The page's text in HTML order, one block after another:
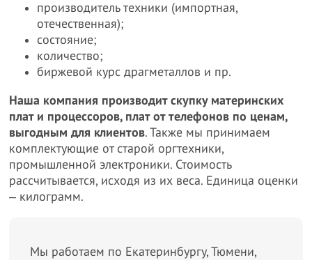
производитель техники (импортная,
отечественная);
состояние;
количество;
биржевой курс драгметаллов и пр.
Наша компания производит скупку материнских
плат и процессоров, плат от телефонов по ценам,
выгодным для клиентов. Также мы принимаем
комплектующие от старой оргтехники,
промышленной электроники. Стоимость
рассчитывается, исходя из их веса. Единица оценки
‒ килограмм.
Мы работаем по Екатеринбургу, Тюмени,